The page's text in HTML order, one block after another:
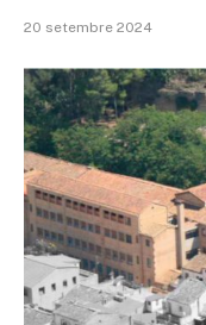
20 setembre 2024